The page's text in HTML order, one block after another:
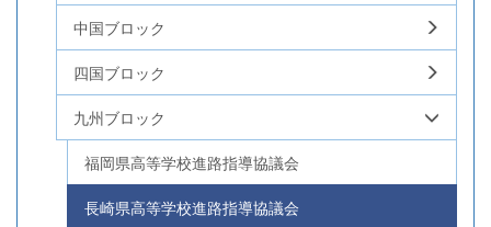
中国ブロック
四国ブロック
九州ブロック
福岡県高等学校進路指導協議会
長崎県高等学校進路指導協議会